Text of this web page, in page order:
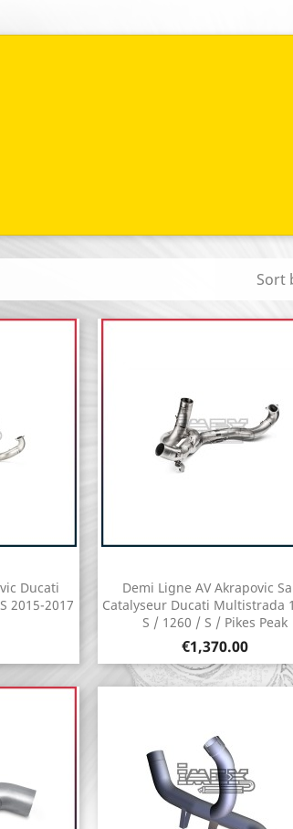
Sort
Ducati
2015-2017
Demi Ligne AV Akrapovic
Catalyseur Ducati Multistrada
S / 1260 / S / Pikes Peak
Price
€1,370.00
Quick view